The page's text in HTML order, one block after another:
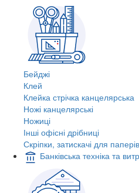
Бейджі
Клей
Клейка стрічка канцелярська
Ножі канцелярські
Ножиці
Інші офісні дрібниці
Скріпки, затискачі для
Банківська техніка та